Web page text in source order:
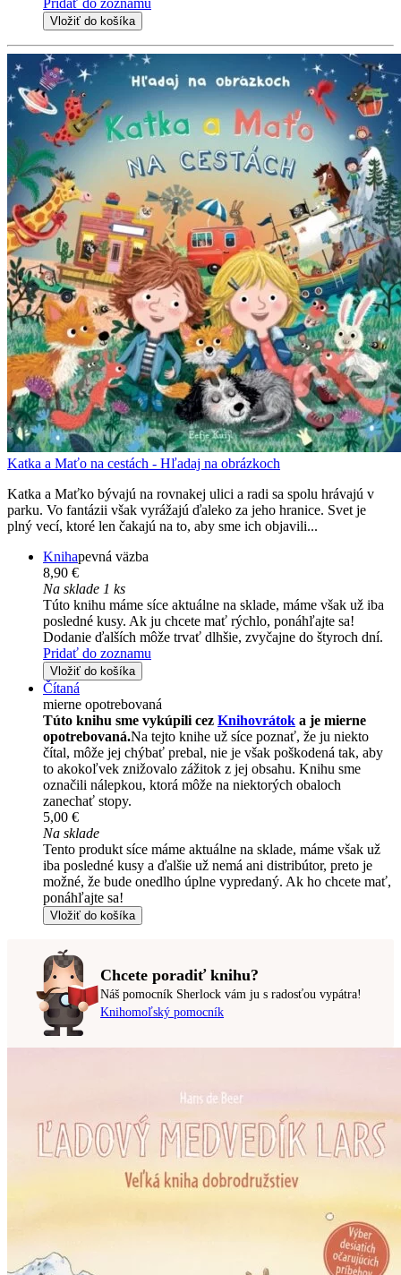
Vložiť do košíka
Katka a Maťo na cestách - Hľadaj na obrázkoch
Katka a Maťko bývajú na rovnakej ulici a radi sa spolu hrávajú v
parku. Vo fantázii však vyrážajú ďaleko za jeho hranice. Svet je
plný vecí, ktoré len čakajú na to, aby sme ich objavili...
Knihapevná väzba
8,90 €
Na sklade 1 ks
Túto knihu máme síce aktuálne na sklade, máme však už iba
posledné kusy. Ak ju chcete mať rýchlo, ponáhľajte sa!
Dodanie ďalších môže trvať dlhšie, zvyčajne do štyroch dní.
Pridať do zoznamu
Vložiť do košíka
Čítaná
mierne opotrebovaná
Túto knihu sme vykúpili cez Knihovrátok a je mierne
opotrebovaná.Na tejto knihe už síce poznať, že ju niekto
čítal, môže jej chýbať prebal, nie je však poškodená tak, aby
to akokoľvek znižovalo zážitok z jej obsahu. Knihu sme
označili nálepkou, ktorá môže na niektorých obaloch
zanechať stopy.
5,00 €
Na sklade
Tento produkt síce máme aktuálne na sklade, máme však už
iba posledné kusy a ďalšie už nemá ani distribútor, preto je
možné, že bude onedlho úplne vypredaný. Ak ho chcete mať,
ponáhľajte sa!
Vložiť do košíka
Chcete poradiť knihu?
Náš pomocník Sherlock vám ju s radosťou vypátra!
Knihomoľský pomocník